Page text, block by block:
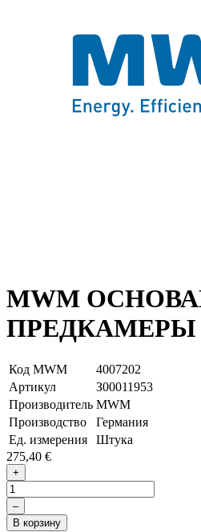
MWM
ПРЕДКАМЕРЫ
Код MWM
4007202
Артикул
З00011953
Производитель MWM
Производство
Германия
Ед. измерения
Штука
275,40 €
+
–
В корзину